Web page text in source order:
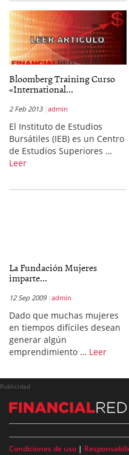
Bloomberg Training Curso
«International...
2 Feb 2013 admin
El Instituto de Estudios
Bursátiles (IEB) es un Centro
de Estudios Superiores …
Leer
La Fundación Mujeres
imparte...
12 Sep 2009 admin
Dado que muchas mujeres
en tiempos difíciles desean
generar algún
emprendimiento … Leer
Publicidad
Condiciones de uso |